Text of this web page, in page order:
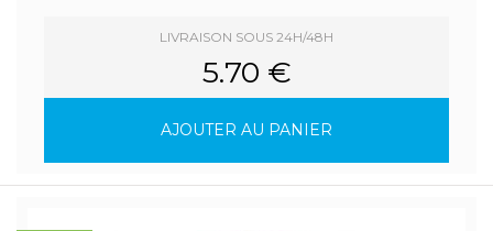
LIVRAISON SOUS 24H/48H
5.70 €
AJOUTER AU PANIER